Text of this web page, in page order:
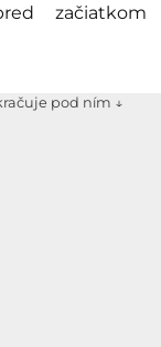
začiatkom
pod ním ↓